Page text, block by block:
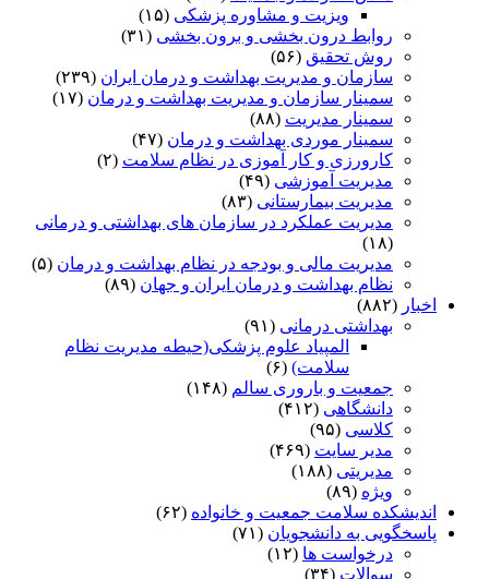
ویزیت و مشاوره پزشکی (۱۵)
روابط درون بخشی و برون بخشی (۳۱)
روش تحقیق (۵۶)
سازمان و مدیریت بهداشت و درمان ایران (۲۳۹)
سمینار سازمان و مدیریت بهداشت و درمان (۱۷)
سمینار مدیریت (۸۸)
سمینار موردی بهداشت و درمان (۴۷)
کارورزی و کار آموزی در نظام سلامت (۲)
مدیریت آموزشی (۴۹)
مدیریت بیمارستانی (۸۳)
مدیریت عملکرد در سازمان های بهداشتی و درمانی
(۱۸)
مدیریت مالی و بودجه در نظام بهداشت و درمان (۵)
نظام بهداشت و درمان ایران و جهان (۸۹)
اخبار (۸۸۲)
بهداشتی درمانی (۹۱)
المپیاد علوم پزشکی(حیطه مدیریت نظام
سلامت) (۶)
جمعیت و باروری سالم (۱۴۸)
دانشگاهی (۴۱۲)
کلاسی (۹۵)
مدیر سایت (۴۶۹)
مدیریتی (۱۸۸)
ویژه (۸۹)
اندیشکده سلامت جمعیت و خانواده (۶۲)
پاسخگویی به دانشجویان (۷۱)
درخواست ها (۱۲)
سوالات (۳۴)